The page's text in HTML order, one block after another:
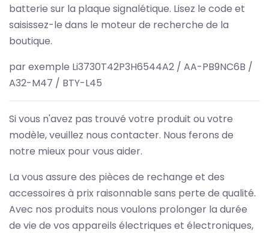
batterie sur la plaque signalétique. Lisez le code et
saisissez-le dans le moteur de recherche de la
boutique.
par exemple Li3730T42P3H6544A2 / AA-PB9NC6B /
A32-M47 / BTY-L45
Si vous n'avez pas trouvé votre produit ou votre
modèle, veuillez nous contacter. Nous ferons de
notre mieux pour vous aider.
La vous assure des pièces de rechange et des
accessoires à prix raisonnable sans perte de qualité.
Avec nos produits nous voulons prolonger la durée
de vie de vos appareils électriques et électroniques,